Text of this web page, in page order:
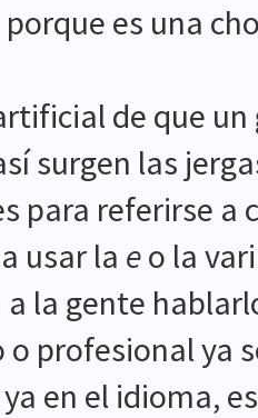
es una
de que
surgen las
para referirse a
usar la eo la
la gente
o profesional ya
en el idioma,